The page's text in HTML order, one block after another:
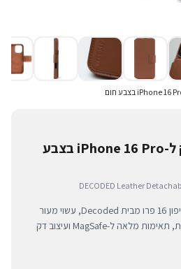
כיסוי ארנק עור נתיק ל-iPhone 16 Pro בצבע
DECODED Leather
כיסוי ארנק מגנטי מתפרק לאייפון 16 פרו מבית Decoded, עשוי מעור
פרימיום. משלב הגנה מתקדמת, תאימות מלאה ל-MagSafe ועיצוב דק